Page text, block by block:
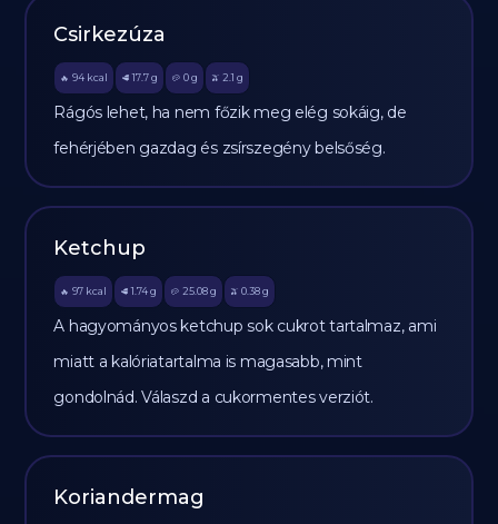
Csirkezúza
🔥 94 kcal 🥩 17.7 g 🥔 0g 🫒 2.1 g
Rágós lehet, ha nem főzik meg elég sokáig, de
fehérjében gazdag és zsírszegény belsőség.
Ketchup
🔥 97 kcal 🥩 1.74 g 🥔 25.08g 🫒 0.38 g
A hagyományos ketchup sok cukrot tartalmaz, ami
miatt a kalóriatartalma is magasabb, mint
gondolnád. Válaszd a cukormentes verziót.
Koriandermag